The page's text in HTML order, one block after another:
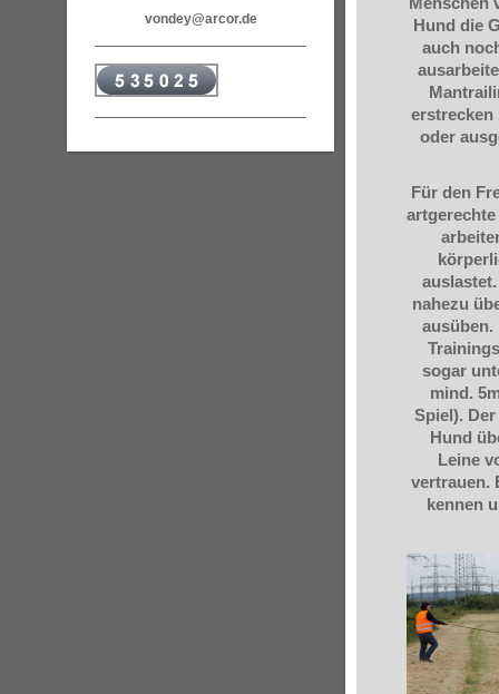
vondey@arcor.de
Hund die
auch
erstrecken
oder
Für den
nahezu
sogar
mind.
Spiel).
Hund
Leine
vertrauen.
kennen